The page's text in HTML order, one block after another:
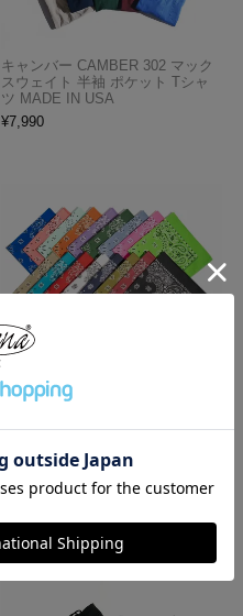
キャンバー CAMBER 302 マック
スウェイト 半袖 ポケット Tシャ
ツ MADE IN USA
¥7,990
ペイズリーTHE BANDANNA COM
PANY
¥770